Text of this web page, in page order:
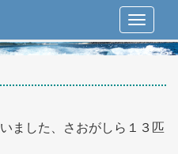
ました、さおがしら１３匹